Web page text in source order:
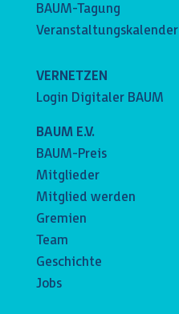
BAUM-Tagung
Veranstaltungskalender
VERNETZEN
Login Digitaler BAUM
BAUM E.V.
BAUM-Preis
Mitglieder
Mitglied werden
Gremien
Team
Geschichte
Jobs